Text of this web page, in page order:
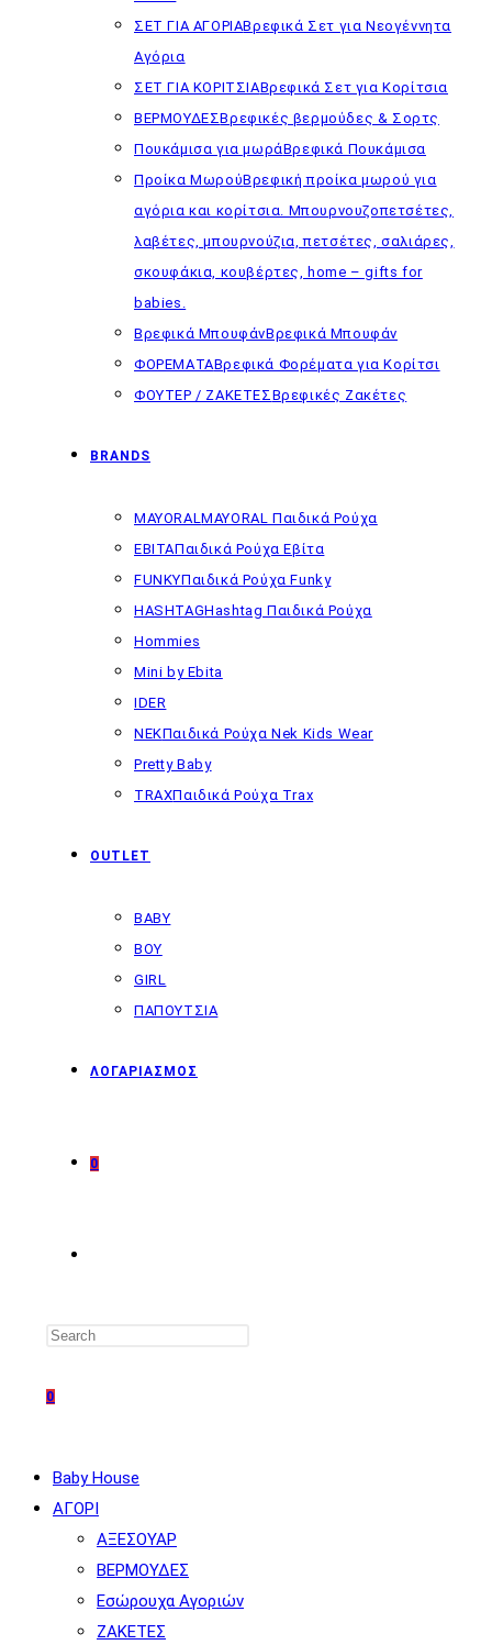
ΣΕΤ ΓΙΑ ΑΓΟΡΙΑΒρεφικά Σετ για Νεογέννητα
Αγόρια
ΣΕΤ ΓΙΑ ΚΟΡΙΤΣΙΑΒρεφικά Σετ για Κορίτσια
ΒΕΡΜΟΥΔΕΣΒρεφικές βερμούδες & Σορτς
Πουκάμισα για μωράΒρεφικά Πουκάμισα
Προίκα ΜωρούΒρεφική προίκα μωρού για
αγόρια και κορίτσια. Μπουρνουζοπετσέτες,
λαβέτες, μπουρνούζια, πετσέτες, σαλιάρες,
σκουφάκια, κουβέρτες, home – gifts for
babies.
Βρεφικά ΜπουφάνΒρεφικά Μπουφάν
ΦΟΡΕΜΑΤΑΒρεφικά Φορέματα για Κορίτσι
ΦΟΥΤΕΡ / ΖΑΚΕΤΕΣΒρεφικές Ζακέτες
BRANDS
MAYORALMAYORAL Παιδικά Ρούχα
EBITAΠαιδικά Ρούχα Εβίτα
FUNKYΠαιδικά Ρούχα Funky
HASHTAGHashtag Παιδικά Ρούχα
Hommies
Mini by Ebita
IDER
NEKΠαιδικά Ρούχα Nek Kids Wear
Pretty Baby
TRAXΠαιδικά Ρούχα Trax
OUTLET
BABY
BOY
GIRL
ΠΑΠΟΥΤΣΙΑ
ΛΟΓΑΡΙΑΣΜΟΣ
0
0
Baby House
ΑΓΟΡΙ
ΑΞΕΣΟΥΑΡ
ΒΕΡΜΟΥΔΕΣ
Εσώρουχα Αγοριών
ΖΑΚΕΤΕΣ